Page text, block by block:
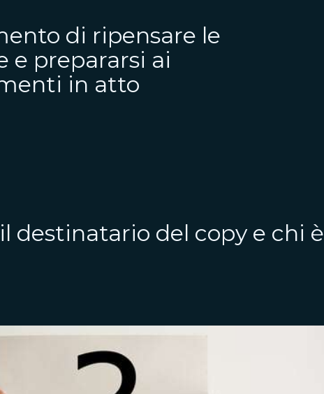
di ripensare le
e prepararsi ai
in atto
destinatario del copy e chi è